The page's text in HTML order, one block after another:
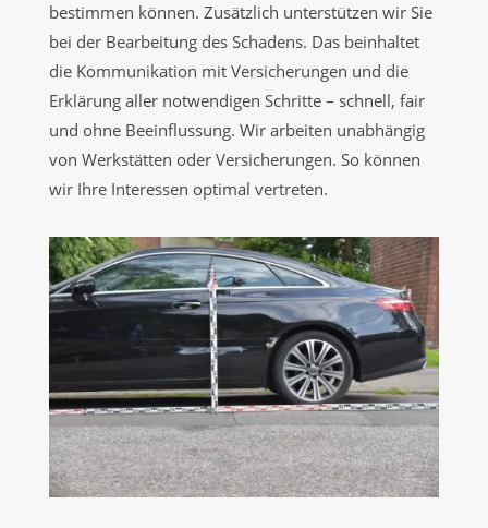
bestimmen können. Zusätzlich unterstützen wir Sie
bei der Bearbeitung des Schadens. Das beinhaltet
die Kommunikation mit Versicherungen und die
Erklärung aller notwendigen Schritte – schnell, fair
und ohne Beeinflussung. Wir arbeiten unabhängig
von Werkstätten oder Versicherungen. So können
wir Ihre Interessen optimal vertreten.